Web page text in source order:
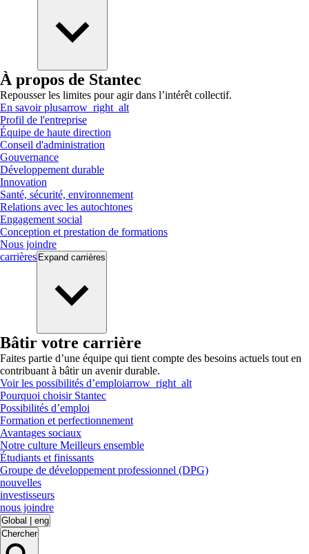
À propos de Stantec
Repousser les limites pour agir dans l’intérêt collectif.
En savoir plusarrow_right_alt
Profil de l'entreprise
Équipe de haute direction
Conseil d'administration
Gouvernance
Développement durable
Innovation
Santé, sécurité, environnement
Relations avec les autochtones
Engagement social
Conception et prestation de formations
Nous joindre
carrières Expand carrières
Bâtir votre carrière
Faites partie d’une équipe qui tient compte des besoins actuels tout en
contribuant à bâtir un avenir durable.
Voir les possibilités d’emploiarrow_right_alt
Pourquoi choisir Stantec
Possibilités d’emploi
Formation et perfectionnement
Avantages sociaux
Notre culture Meilleurs ensemble
Étudiants et finissants
Groupe de développement professionnel (DPG)
nouvelles
investisseurs
nous joindre
Global
eng
Chercher